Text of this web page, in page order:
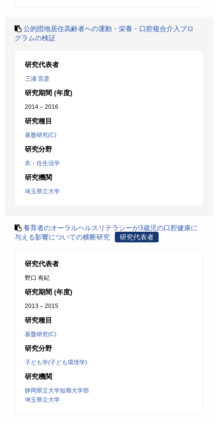
公的団地居住高齢者への運動・栄養・口腔複合介入プロ
グラムの検証
研究代表者
三浦 宜彦
研究期間 (年度)
2014 – 2016
研究種目
基盤研究(C)
研究分野
衣・住生活学
研究機関
埼玉県立大学
養育者のオーラルヘルスリテラシーが3歳児の口腔健康に
与える影響についての横断研究
研究代表者
研究代表者
野口 有紀
研究期間 (年度)
2013 – 2015
研究種目
基盤研究(C)
研究分野
子ども学(子ども環境学)
研究機関
静岡県立大学短期大学部
埼玉県立大学